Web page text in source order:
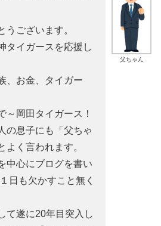
父ちゃん
うございます。
タイガースを応援し
、お金、タイガー
～岡田タイガース！
の息子にも「父ちゃ
よ く言われます。
中心にブログを書い
１日も欠かすこと無く
て遂に20年目突入し